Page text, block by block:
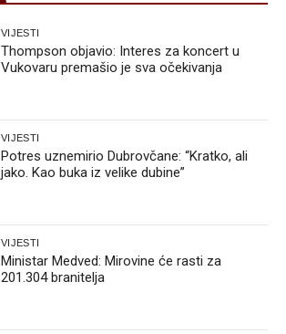
VIJESTI
Thompson objavio: Interes za koncert u
Vukovaru premašio je sva očekivanja
VIJESTI
Potres uznemirio Dubrovčane: “Kratko, ali
jako. Kao buka iz velike dubine”
VIJESTI
Ministar Medved: Mirovine će rasti za
201.304 branitelja